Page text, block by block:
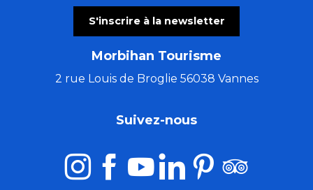
S'inscrire à la newsletter
Morbihan Tourisme
2 rue Louis de Broglie 56038 Vannes
Suivez-nous